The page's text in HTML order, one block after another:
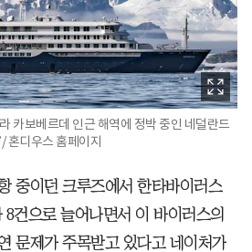
카보베르데 인근 해역에 정박 중인 네덜란드
혼디우스 홈페이지
중이던 크루즈에서 한타바이러스
건으로 늘어나면서 이 바이러스의
문제가 주목받고 있다고 네이처가